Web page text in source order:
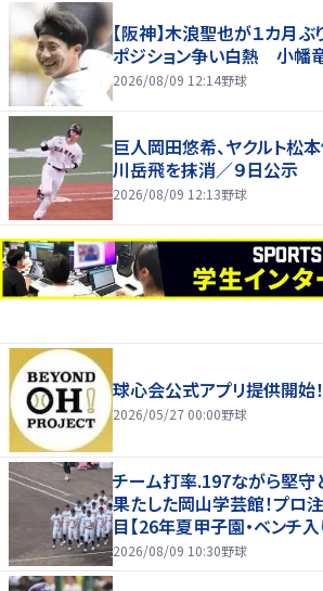
【阪神】木浪聖也が１カ月
ポジション争い白熱 小幡
2026/08/09 12:14野球
巨人岡田悠希、ヤクルト
川岳飛を抹消／９日公示
2026/08/09 12:13野球
球心会公式アプリ提供開始！
2026/05/27 00:00野球
チーム打率.197ながら堅守
果たした岡山学芸館！プロ
目【26年夏甲子園・ベンチ入
2026/08/09 10:30野球